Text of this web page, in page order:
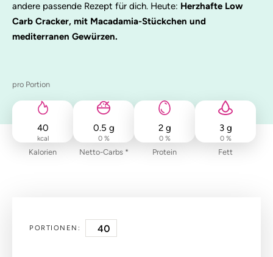
andere passende Rezept für dich. Heute: Herzhafte Low
Carb Cracker, mit Macadamia-Stückchen und
mediterranen Gewürzen.
pro Portion
40
kcal
Kalorien
0.5 g
0 %
Netto-Carbs *
2 g
0 %
Protein
3 g
0 %
Fett
PORTIONEN: